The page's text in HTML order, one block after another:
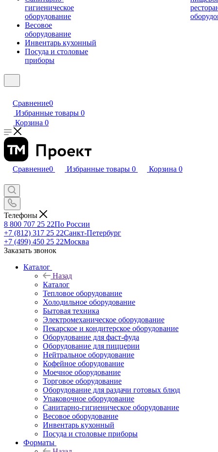
гигиеническое
оборудование
Весовое
оборудование
Инвентарь кухонный
Посуда и столовые
приборы
Сравнение0
Избранные товары 0
Корзина 0
Сравнение0 Избранные товары 0 Корзина 0
Телефоны
8 800 707 25 22По России
+7 (812) 317 25 22Санкт-Петербург
+7 (499) 450 25 22Москва
Заказать звонок
Каталог
Назад
Каталог
Тепловое оборудование
Холодильное оборудование
Бытовая техника
Электромеханическое оборудование
Пекарское и кондитерское оборудование
Оборудование для фаст-фуда
Оборудование для пиццерии
Нейтральное оборудование
Кофейное оборудование
Моечное оборудование
Торговое оборудование
Оборудование для раздачи готовых блюд
Упаковочное оборудование
Санитарно-гигиеническое оборудование
Весовое оборудование
Инвентарь кухонный
Посуда и столовые приборы
Форматы